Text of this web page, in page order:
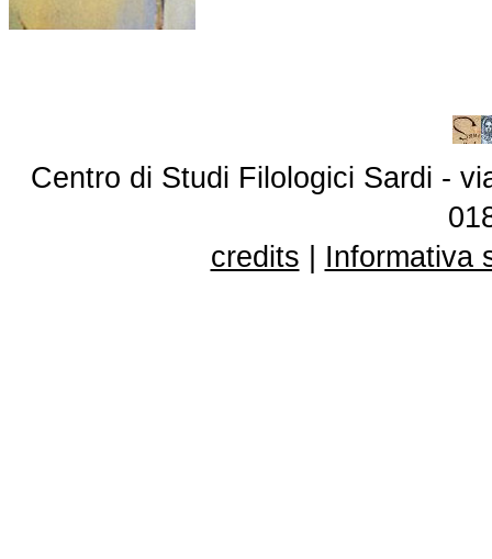
Centro di Studi Filologici Sardi -
credits
Informativa